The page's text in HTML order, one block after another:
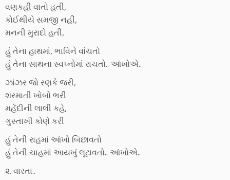
વણકહી વાતો હતી,
કોઈથીયે સમજી નહીં,
મનની મુરાદો હતી,
હું તેના હાથમાં, ભાવિને વાંચતો
હું તેના સાથના સ્વપ્નોમાં રાચતો.. આંખોએ..
ઝાંઝર જો રણકે જરી,
શરમાતી ખોબો ભરી
મહેંદીની લાલી કહે,
ગુસ્તાખી કોણે કરી
હું તેની રાહમાં આંખો બિછાવતો
હું તેની ચાહમાં આયખું લૂટાવતો.. આંખોએ..
૨. વારતા..